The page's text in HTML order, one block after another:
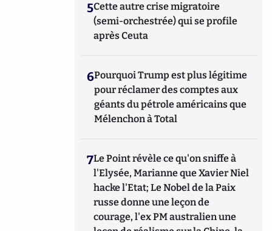
5Cette autre crise migratoire
(semi-orchestrée) qui se profile
après Ceuta
6Pourquoi Trump est plus légitime
pour réclamer des comptes aux
géants du pétrole américains que
Mélenchon à Total
7Le Point révèle ce qu'on sniffe à
l'Elysée, Marianne que Xavier Niel
hacke l'Etat; Le Nobel de la Paix
russe donne une leçon de
courage, l'ex PM australien une